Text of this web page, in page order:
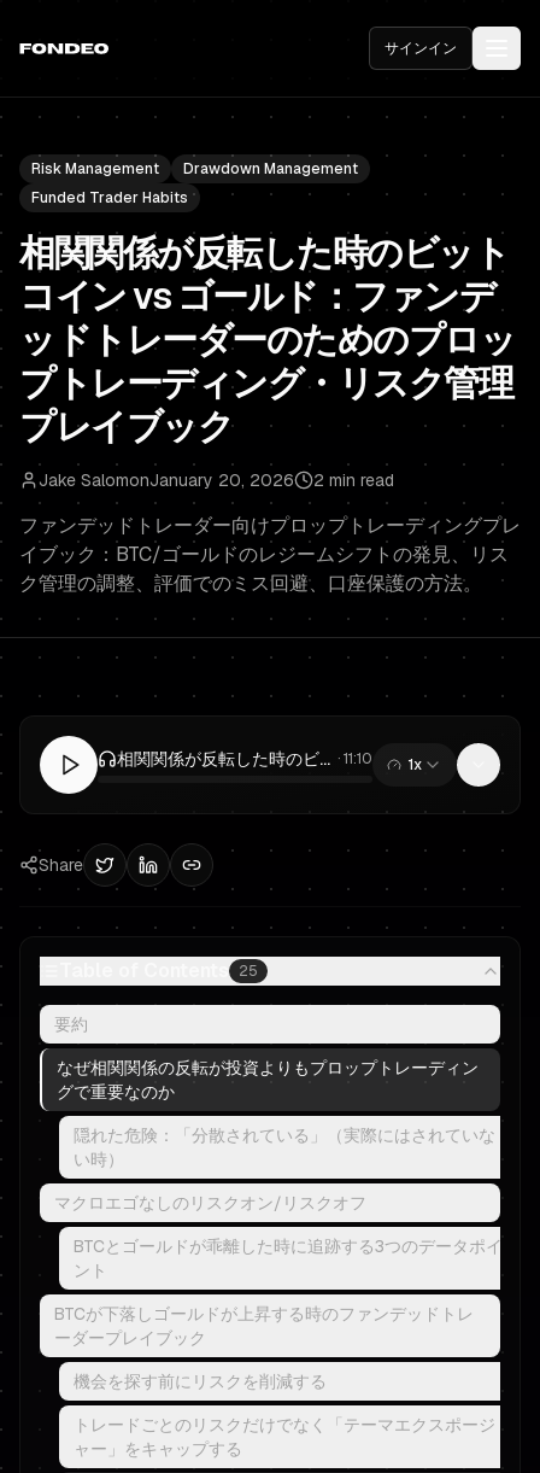
サインイン
Risk Management
Drawdown Management
Funded Trader Habits
相関関係が反転した時のビット
コイン vs ゴールド：ファンデ
ッドトレーダーのためのプロッ
プトレーディング・リスク管理
プレイブック
Jake SalomonJanuary 20, 2026 2 min read
ファンデッドトレーダー向けプロップトレーディングプレ
イブック：BTC/ゴールドのレジームシフトの発見、リス
ク管理の調整、評価でのミス回避、口座保護の方法。
相関関係が反転した時のビットコイン vs ゴールド：ファンデッドトレーダーのためのプロップトレーディング・リスク管理プレイブック ·11:10 1x
0:00
11:10
Share
25
要約
なぜ相関関係の反転が投資よりもプロップトレーディン
グで重要なのか
隠れた危険：「分散されている」（実際にはされていな
い時）
マクロエゴなしのリスクオン/リスクオフ
BTCとゴールドが乖離した時に追跡する3つのデータポイ
ント
BTCが下落しゴールドが上昇する時のファンデッドトレ
ーダープレイブック
機会を探す前にリスクを削減する
トレードごとのリスクだけでなく「テーマエクスポージ
ャー」をキャップする